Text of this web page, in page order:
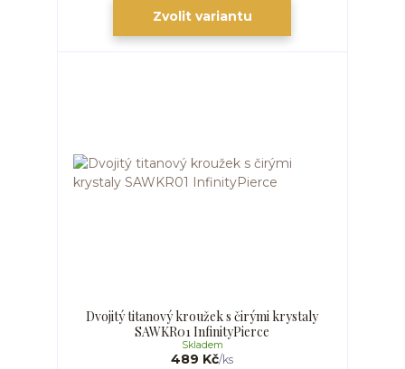
Zvolit variantu
Dvojitý titanový kroužek s čirými krystaly
SAWKR01 InfinityPierce
489 Kč/ks
Skladem